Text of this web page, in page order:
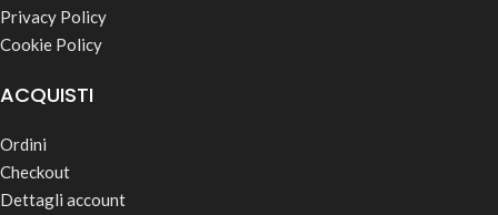
Privacy Policy
Cookie Policy
ACQUISTI
Ordini
Checkout
Dettagli account